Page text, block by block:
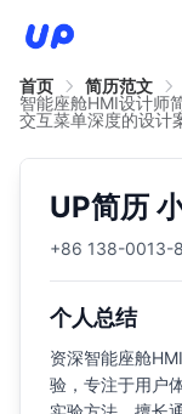
首页
简历范文
智能座舱HMI设计师
交互菜单深度的设计
UP简历
+86 138-0013-
个人总结
资深智能座舱
验，专注于用户